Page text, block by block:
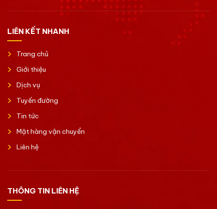
LIÊN KẾT NHANH
Trang chủ
Giới thiệu
Dịch vụ
Tuyến đường
Tin tức
Mặt hàng vận chuyển
Liên hệ
THÔNG TIN LIÊN HỆ